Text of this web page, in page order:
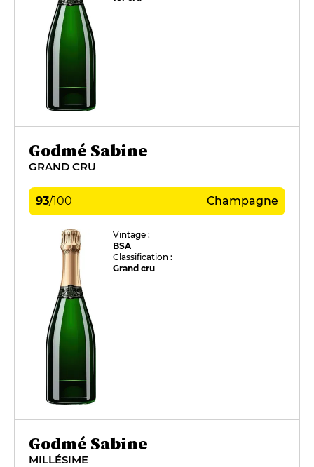
Godmé Sabine
GRAND CRU
93/100 Champagne
Vintage :
BSA
Classification :
Grand cru
Godmé Sabine
MILLÉSIME